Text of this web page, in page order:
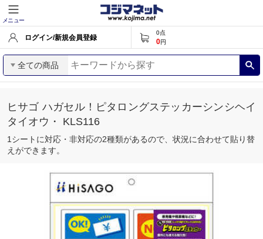
メニュー
ログイン/新規会員登録
0点
0円
全ての商品
ヒサゴ ハガセル！ピタロングステッカーシンシヘイ
タイオウ・ KLS116
1シートに対応・非対応の2種類があるので、状況に合わせて貼り替
えができます。